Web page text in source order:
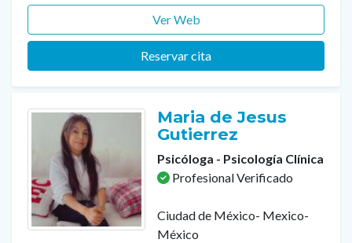
Ver Web
Reservar cita
Maria de Jesus
Gutierrez
Psicóloga - Psicología Clínica
Profesional Verificado
Ciudad de México- Mexico-
México